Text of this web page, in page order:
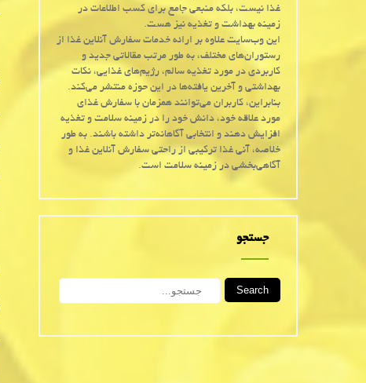
غذا نیست، بلکه منبعی جامع برای کسب اطلاعات در
زمینه بهداشت و تغذیه نیز هست.
این وب‌سایت علاوه بر ارائه خدمات سفارش آنلاین غذا از
رستوران‌های مختلف، به طور مرتب مقالاتی جدید و
کاربردی در مورد تغذیه سالم، رژیم‌های غذایی، نکات
بهداشتی و آخرین یافته‌ها در این حوزه منتشر می‌کند.
بنابراین، کاربران می‌توانند همزمان با سفارش غذای
مورد علاقه خود، دانش خود را در زمینه سلامت و تغذیه
افزایش دهند و انتخابی آگاهانه‌تر داشته باشند. به طور
خلاصه، آنی غذا ترکیبی از راحتی سفارش آنلاین غذا و
آگاهی‌بخشی در زمینه سلامت است.
جستجو
Search